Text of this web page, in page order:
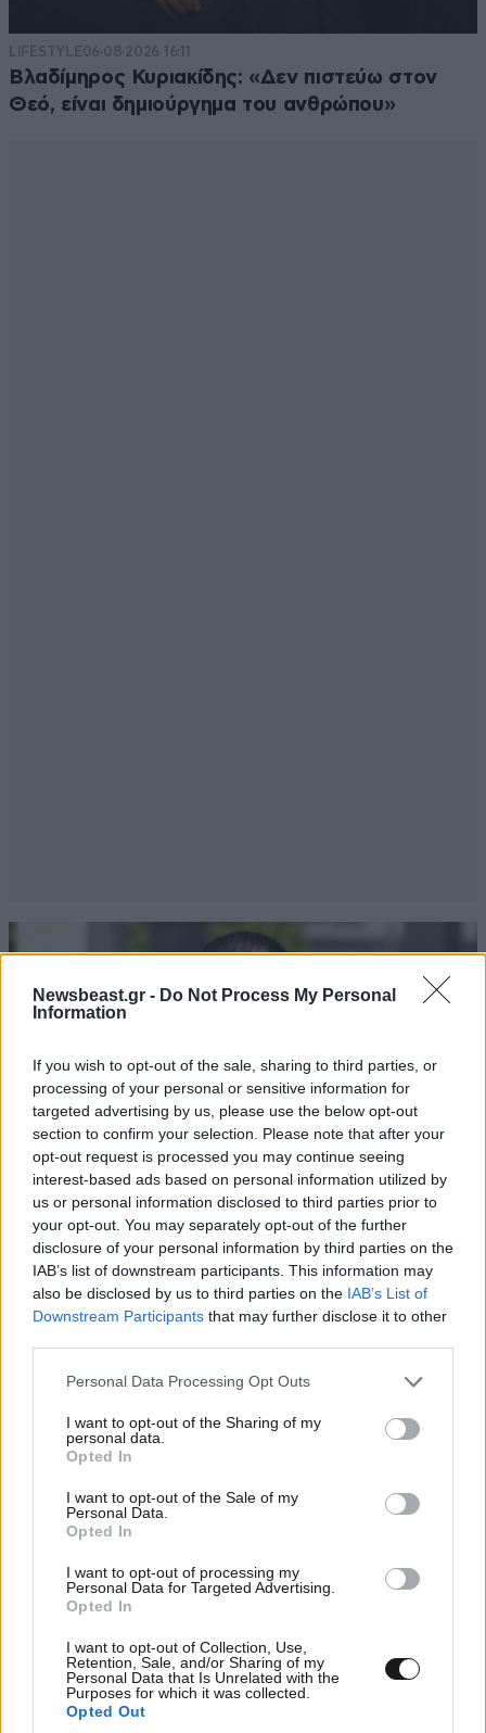
Newsbeast.gr - Do Not Process My Personal
Information
If you wish to opt-out of the sale, sharing to third parties, or
processing of your personal or sensitive information for
targeted advertising by us, please use the below opt-out
section to confirm your selection. Please note that after your
opt-out request is processed you may continue seeing
interest-based ads based on personal information utilized by
us or personal information disclosed to third parties prior to
your opt-out. You may separately opt-out of the further
disclosure of your personal information by third parties on the
IAB’s list of downstream participants. This information may
also be disclosed by us to third parties on the IAB’s List of
Downstream Participants that may further disclose it to other
Please note that this website/app uses one or more Google
not limited to your visit or usage behaviour. You may click to
grant or deny consent to Google and its third-party tags to
use your data for below specified purposes in below Google
consent section.
Personal Data Processing Opt Outs
I want to opt-out of the Sharing of my
personal data.
Opted In
I want to opt-out of the Sale of my
Personal Data.
Opted In
I want to opt-out of processing my
Personal Data for Targeted Advertising.
Opted In
I want to opt-out of Collection, Use,
Retention, Sale, and/or Sharing of my
Personal Data that Is Unrelated with the
Purposes for which it was collected.
Opted Out
LIFESTYLE06·08·2026 16:11
Βλαδίμηρος Κυριακίδης: «Δεν πιστεύω στον
Θεό, είναι δημιούργημα του ανθρώπου»
LIFESTYLE06·08·2026 18:51
Χρίστος Κούγιας – Η αυστηρή ανακοίνωση για
την προσωπική του ζωή: «Δεν αποτελεί
αντικείμενο δημόσιας συζήτησης»
LIFESTYLE2 ω. πριν
Αθηνά Οικονομάκου από τα Μπόρα Μπόρα: